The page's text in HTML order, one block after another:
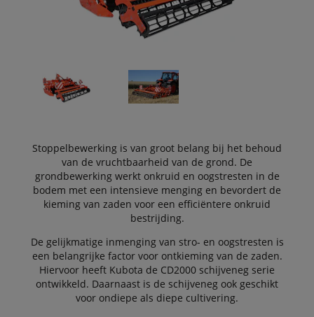
Stoppelbewerking is van groot belang bij het behoud
van de vruchtbaarheid van de grond. De
grondbewerking werkt onkruid en oogstresten in de
bodem met een intensieve menging en bevordert de
kieming van zaden voor een efficiëntere onkruid
bestrijding.
De gelijkmatige inmenging van stro- en oogstresten is
een belangrijke factor voor ontkieming van de zaden.
Hiervoor heeft Kubota de CD2000 schijveneg serie
ontwikkeld. Daarnaast is de schijveneg ook geschikt
voor ondiepe als diepe cultivering.